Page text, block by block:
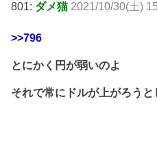
801: ダメ猫 2021/10/30(土)
>>796
とにかく円が弱いのよ
それで常にドルが上がろうと